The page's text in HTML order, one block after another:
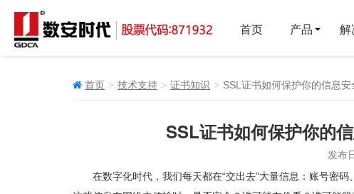
首页 产品 解
首页 技术支持 证书知识 SSL证书如何保护你的信息安
SSL证书如何保护你的
发布
在数字化时代，我们每天都在“交出去”大量信息：账号密